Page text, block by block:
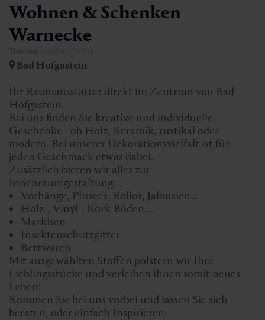
Wohnen & Schenken
Warnecke
Bad Hofgastein
Ihr Raumausstatter direkt im Zentrum von Bad
Hofgastein.
Bei uns finden Sie kreative und individuelle
Geschenke - ob Holz, Keramik, rustikal oder
modern. Bei unserer Dekorationsvielfalt ist für
jeden Geschmack etwas dabei.
Zusätzlich bieten wir alles zur
Innenraumgestaltung:
Vorhänge, Plissees, Rollos, Jalousien…
Holz-, Vinyl-, Kork-Böden….
Markisen
Insektenschutzgitter
Bettwaren
Mit ausgewählten Stoffen polstern wir Ihre
Lieblingsstücke und verleihen ihnen somit neues
Leben!
Kommen Sie bei uns vorbei und lassen Sie sich
beraten, oder einfach Inspirieren.